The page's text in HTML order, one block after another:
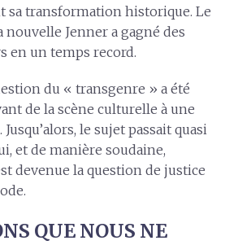
sa transformation historique. Le
Jenner a gagné des
en un temps record.
du « transgenre » a été
de la scène culturelle à une
le sujet passait quasi
et de manière soudaine,
devenue la question de justice
QUE NOUS NE